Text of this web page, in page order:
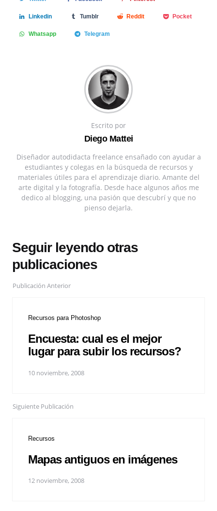
Linkedin Tumblr Reddit Pocket
Whatsapp Telegram
Escrito por
Diego Mattei
Diseñador autodidacta freelance ensañado con ayudar a
estudiantes y colegas en la búsqueda de recursos y
materiales útiles para el aprendizaje diario. Amante del
arte digital y la fotografía. Desde hace algunos años me
dedico al blogging, una pasión que descubrí y que no
pienso dejarla.
Seguir leyendo otras
publicaciones
Publicación Anterior
Recursos para Photoshop
Encuesta: cual es el mejor
lugar para subir los recursos?
10 noviembre, 2008
Siguiente Publicación
Recursos
Mapas antiguos en imágenes
12 noviembre, 2008